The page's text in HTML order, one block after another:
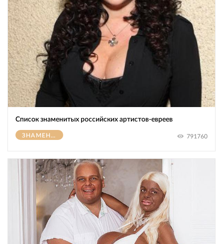
Список знаменитых российских артистов-евреев
ЗНАМЕНИТОСТИ 791760